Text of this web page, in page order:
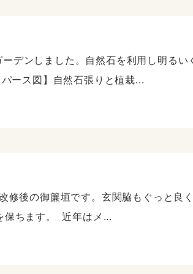
デンしました。自然石を利用し明るい
ース図】自然石張りと植栽...
修後の御簾垣です。玄関脇もぐっと良
保ちます。 近年はメ...